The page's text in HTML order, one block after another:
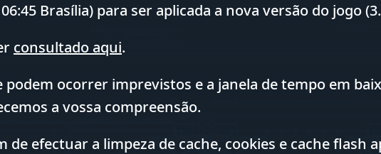
06:45 Brasília) para ser aplicada a nova versão do jogo
consultado aqui.
ocorrer imprevistos e a janela de tempo em
a vossa compreensão.
de efectuar a limpeza de cache, cookies e cache flash